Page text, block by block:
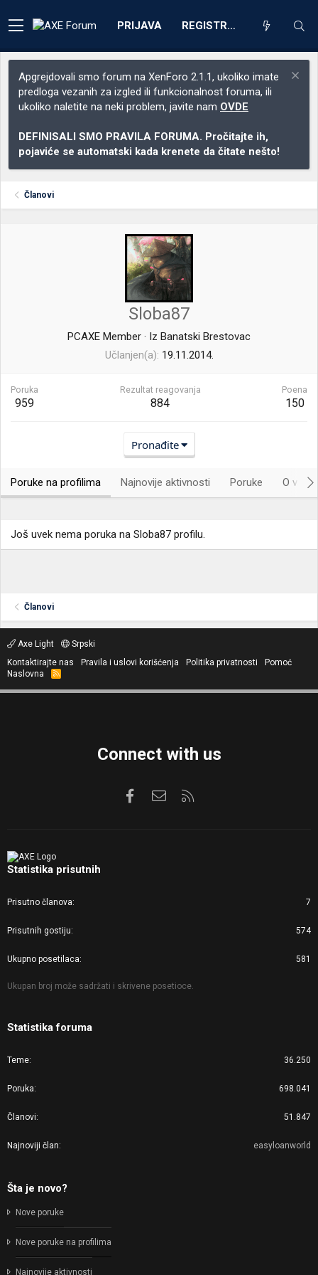
PRIJAVA REGISTRACIJA
Apgrejdovali smo forum na XenForo 2.1.1, ukoliko imate
predloga vezanih za izgled ili funkcionalnost foruma, ili
ukoliko naletite na neki problem, javite nam OVDE
DEFINISALI SMO PRAVILA FORUMA. Pročitajte ih,
pojaviće se automatski kada krenete da čitate nešto!
Članovi
Sloba87
PCAXE Member · Iz Banatski Brestovac
Učlanjen(a) 19.11.2014.
Poruka
959
Rezultat reagovanja
884
Poena
150
Pronađite
Poruke na profilima Najnovije aktivnosti Poruke O
Još uvek nema poruka na Sloba87 profilu.
Članovi
Axe Light
Srpski
Kontaktirajte nas
Pravila i uslovi korišćenja Politika privatnosti
Pomoć
Naslovna
R
S
Connect with us
FacebookKontaktirajte nas
Statistika prisutnih
Prisutno članova 7
Prisutnih gostiju 574
Ukupno posetilaca 581
Ukupan broj može sadržati i skrivene posetioce.
Statistika foruma
Teme 36.250
Poruka 698.041
Članovi 51.847
Najnoviji član easyloanworld
Šta je novo?
Nove poruke
Nove poruke na profilima
Najnovije aktivnosti